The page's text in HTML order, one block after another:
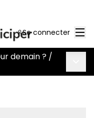
Se connecter
demain ? /